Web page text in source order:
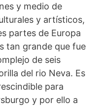
y medio de
y artísticos,
partes de Europa
tan grande que fue
de seis
del rio Neva. Es
para
y por ello a